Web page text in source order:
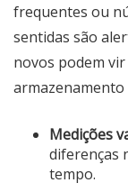
frequentes ou
sentidas são
novos podem
armazenamento
Medições
diferenças
tempo.